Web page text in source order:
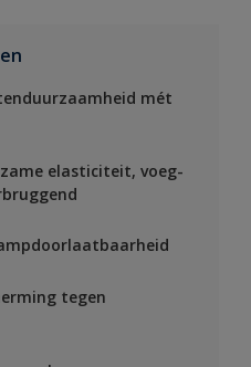
mét
elasticiteit, voeg-
tegen